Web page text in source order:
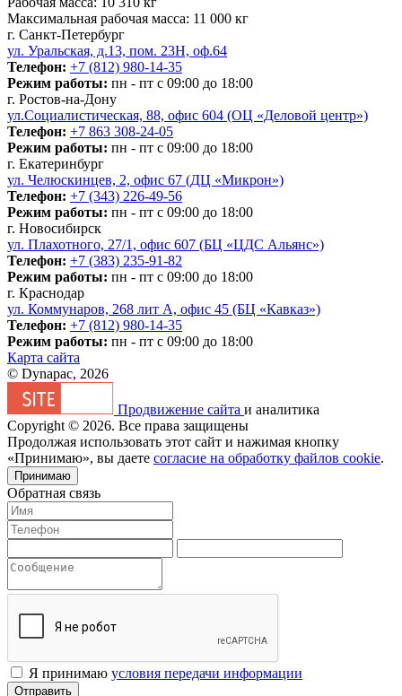
Максимальная рабочая масса: 11 000 кг
г. Санкт-Петербург
ул. Уральская, д.13, пом. 23Н, оф.64
Телефон: +7 (812) 980-14-35
Режим работы: пн - пт с 09:00 до 18:00
г. Ростов-на-Дону
ул.Социалистическая, 88, офис 604 (ОЦ «Деловой центр»)
Телефон: +7 863 308-24-05
Режим работы: пн - пт с 09:00 до 18:00
г. Екатеринбург
ул. Челюскинцев, 2, офис 67 (ДЦ «Микрон»)
Телефон: +7 (343) 226-49-56
Режим работы: пн - пт с 09:00 до 18:00
г. Новосибирск
ул. Плахотного, 27/1, офис 607 (БЦ «ЦДС Альянс»)
Телефон: +7 (383) 235-91-82
Режим работы: пн - пт с 09:00 до 18:00
г. Краснодар
ул. Коммунаров, 268 лит А, офис 45 (БЦ «Кавказ»)
Телефон: +7 (812) 980-14-35
Режим работы: пн - пт с 09:00 до 18:00
Карта сайта
© Dynapac, 2026
Продвижение сайта и аналитика
Copyright © 2026. Все права защищены
Продолжая использовать этот сайт и нажимая кнопку
«Принимаю», вы даете согласие на обработку файлов cookie.
Принимаю
Обратная связь
Я принимаю условия передачи информации
Отправить